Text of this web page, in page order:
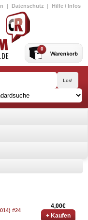
| Datenschutz | Hilfe / Infos
0
#24
4,00€
+ Kaufen